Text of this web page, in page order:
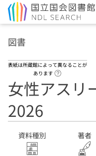
図書
表紙は所蔵館によって異なることが
あります
女性アスリ
2026
資料種別 著者